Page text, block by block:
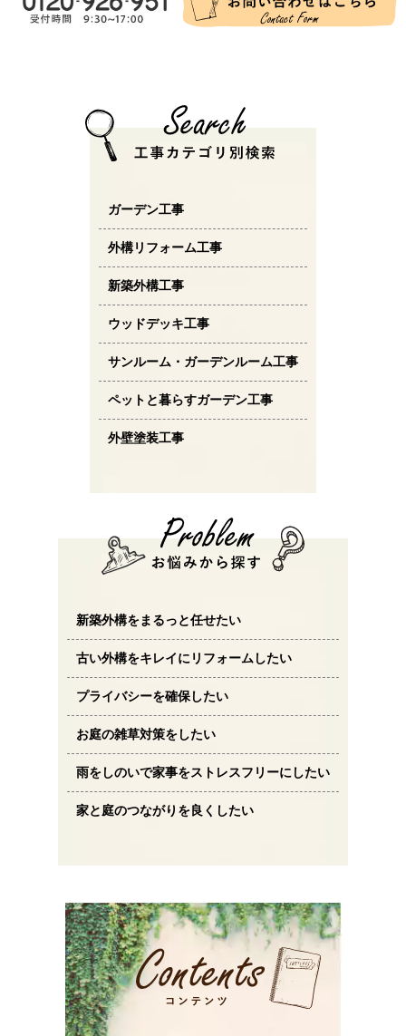
ガーデン工事
外構リフォーム工事
新築外構工事
ウッドデッキ工事
サンルーム・ガーデンルーム工事
ペットと暮らすガーデン工事
外壁塗装工事
新築外構をまるっと任せたい
古い外構をキレイにリフォームしたい
プライバシーを確保したい
お庭の雑草対策をしたい
雨をしのいで家事をストレスフリーにしたい
家と庭のつながりを良くしたい